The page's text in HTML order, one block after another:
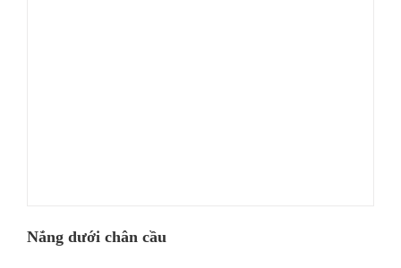
Nắng dưới chân cầu